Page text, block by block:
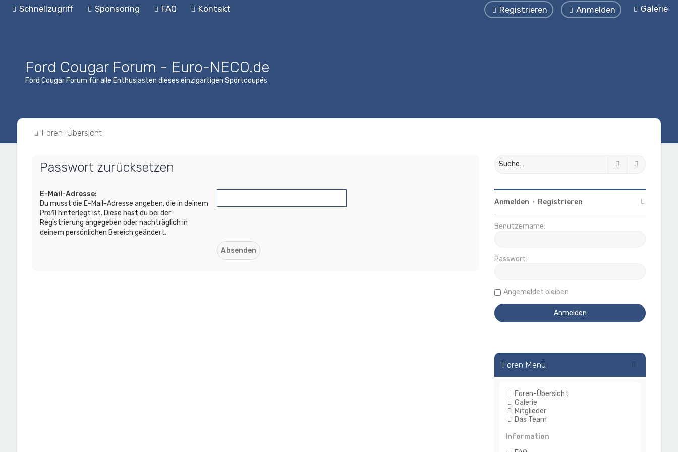
Schnellzugriff Galerie
Sponsoring FAQ Kontakt Anmelden
Registrieren
Ford Cougar Forum - Euro-NECO.de
Ford Cougar Forum für alle Enthusiasten dieses einzigartigen Sportcoupés
Foren-Übersicht
Passwort zurücksetzen
E-Mail-Adresse:
Du musst die E-Mail-Adresse angeben, die in deinem
Profil hinterlegt ist. Diese hast du bei der
Registrierung angegeben oder nachträglich in
deinem persönlichen Bereich geändert.
Suche
Anmelden • Registrieren
Benutzername:
Passwort:
Angemeldet bleiben
Foren Menü
Foren-Übersicht
Galerie
Mitglieder
Das Team
Information